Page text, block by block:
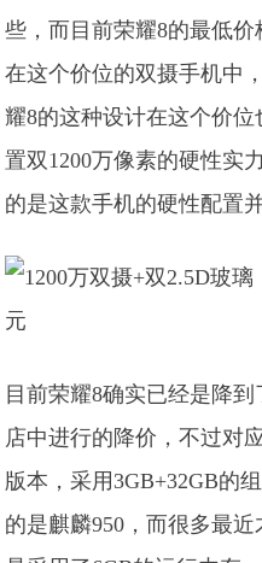
些，而目前荣耀8的最低
在这个价位的双摄手机中
耀8的这种设计在这个价
置双1200万像素的硬性实
的是这款手机的硬性配置并
目前荣耀8确实已经是降
店中进行的降价，不过对
版本，采用3GB+32GB的
的是麒麟950，而很多最